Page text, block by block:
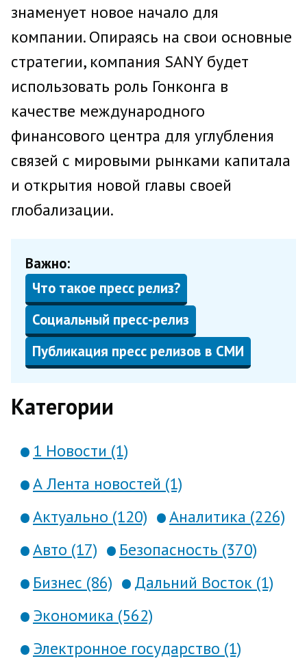
знаменует новое начало для
компании. Опираясь на свои основные
стратегии, компания SANY будет
использовать роль Гонконга в
качестве международного
финансового центра для углубления
связей с мировыми рынками капитала
и открытия новой главы своей
глобализации.
Важно:
Что такое пресс релиз?
Социальный пресс-релиз
Публикация пресс релизов в СМИ
Категории
1 Новости (1)
А Лента новостей (1)
Актуально (120)
Аналитика (226)
Авто (17)
Безопасность (370)
Бизнес (86)
Дальний Восток (1)
Экономика (562)
Электронное государство (1)